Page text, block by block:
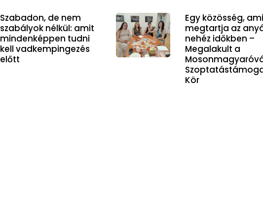
Szabadon, de nem
szabályok nélkül: amit
mindenképpen tudni
kell vadkempingezés
előtt
Egy közösség, ami
megtartja az
nehéz időkben –
Megalakult a
Kör